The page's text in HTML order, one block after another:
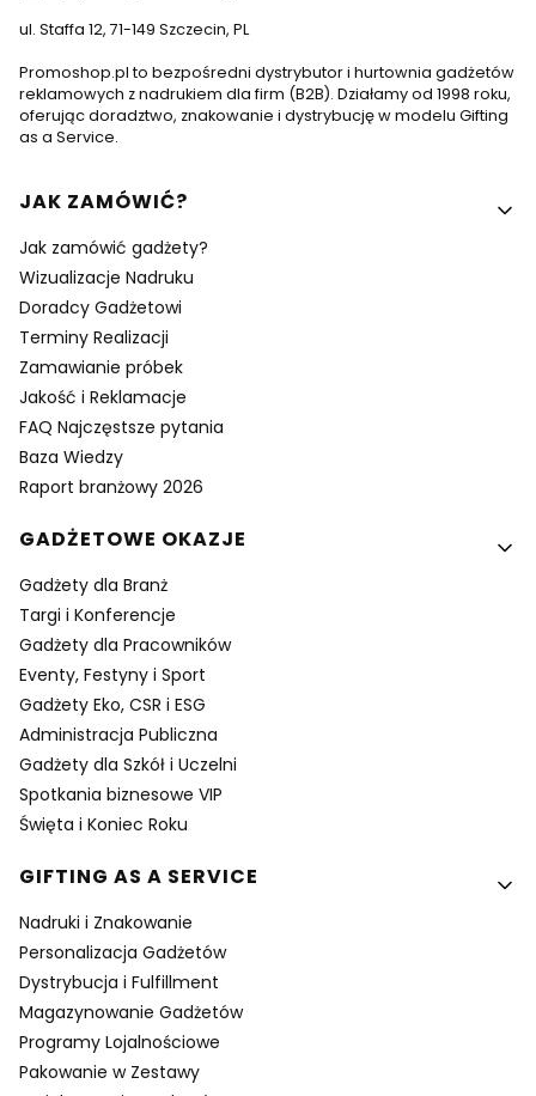
ul. Staffa 12, 71-149 Szczecin, PL
Promoshop.pl to bezpośredni dystrybutor i hurtownia gadżetów
reklamowych z nadrukiem dla firm (B2B). Działamy od 1998 roku,
oferując doradztwo, znakowanie i dystrybucję w modelu Gifting
as a Service.
Linki w stopce
JAK ZAMÓWIĆ?
Jak zamówić gadżety?
Wizualizacje Nadruku
Doradcy Gadżetowi
Terminy Realizacji
Zamawianie próbek
Jakość i Reklamacje
FAQ Najczęstsze pytania
Baza Wiedzy
Raport branżowy 2026
GADŻETOWE OKAZJE
Gadżety dla Branż
Targi i Konferencje
Gadżety dla Pracowników
Eventy, Festyny i Sport
Gadżety Eko, CSR i ESG
Administracja Publiczna
Gadżety dla Szkół i Uczelni
Spotkania biznesowe VIP
Święta i Koniec Roku
GIFTING AS A SERVICE
Nadruki i Znakowanie
Personalizacja Gadżetów
Dystrybucja i Fulfillment
Magazynowanie Gadżetów
Programy Lojalnościowe
Pakowanie w Zestawy